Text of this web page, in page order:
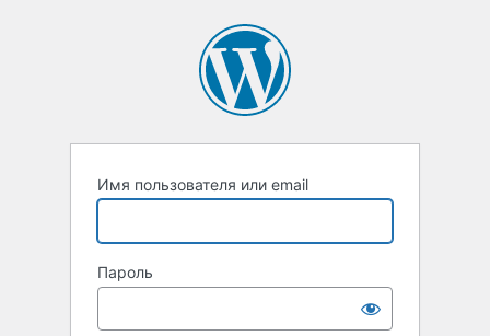
Имя пользователя или email
Пароль